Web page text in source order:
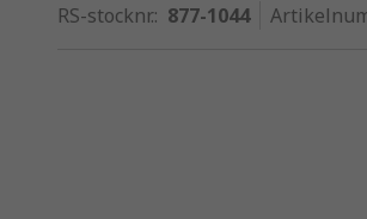
RS-stocknr.: 877-1044